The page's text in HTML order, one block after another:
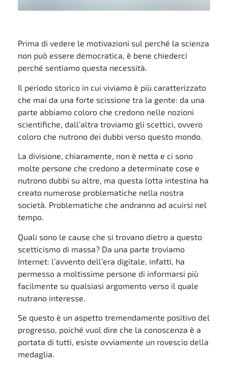
Prima di vedere le motivazioni sul perché la scienza
non può essere democratica, è bene chiederci
perché sentiamo questa necessità.
Il periodo storico in cui viviamo è più caratterizzato
che mai da una forte scissione tra la gente: da una
parte abbiamo coloro che credono nelle nozioni
scientifiche, dall’altra troviamo gli scettici, ovvero
coloro che nutrono dei dubbi verso questo mondo.
La divisione, chiaramente, non è netta e ci sono
molte persone che credono a determinate cose e
nutrono dubbi su altre, ma questa lotta intestina ha
creato numerose problematiche nella nostra
società. Problematiche che andranno ad acuirsi nel
tempo.
Quali sono le cause che si trovano dietro a questo
scetticismo di massa? Da una parte troviamo
Internet: l’avvento dell’era digitale, infatti, ha
permesso a moltissime persone di informarsi più
facilmente su qualsiasi argomento verso il quale
nutrano interesse.
Se questo è un aspetto tremendamente positivo del
progresso, poiché vuol dire che la conoscenza è a
portata di tutti, esiste ovviamente un rovescio della
medaglia.